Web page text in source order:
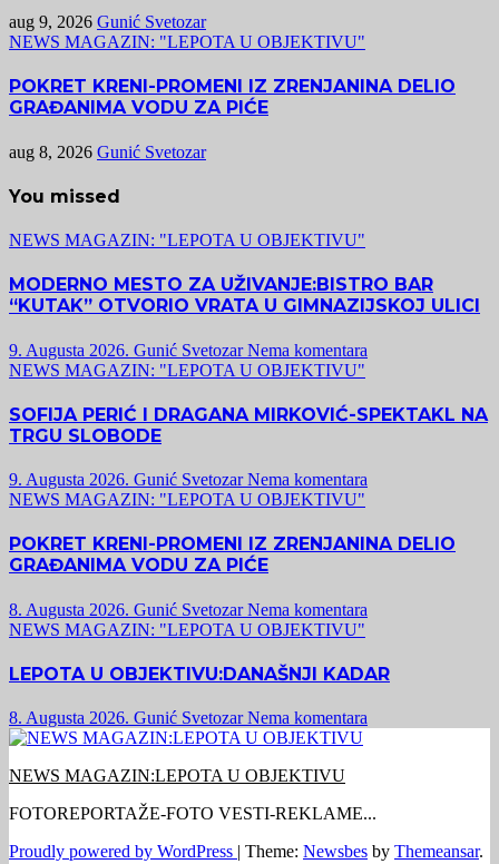
aug 9, 2026 Gunić Svetozar
NEWS MAGAZIN: "LEPOTA U OBJEKTIVU"
POKRET KRENI-PROMENI IZ ZRENJANINA DELIO
GRAĐANIMA VODU ZA PIĆE
aug 8, 2026 Gunić Svetozar
You missed
NEWS MAGAZIN: "LEPOTA U OBJEKTIVU"
MODERNO MESTO ZA UŽIVANJE:BISTRO BAR
“KUTAK” OTVORIO VRATA U GIMNAZIJSKOJ ULICI
9. Augusta 2026. Gunić SvetozarNema komentara
NEWS MAGAZIN: "LEPOTA U OBJEKTIVU"
SOFIJA PERIĆ I DRAGANA MIRKOVIĆ-SPEKTAKL NA
TRGU SLOBODE
9. Augusta 2026. Gunić SvetozarNema komentara
NEWS MAGAZIN: "LEPOTA U OBJEKTIVU"
POKRET KRENI-PROMENI IZ ZRENJANINA DELIO
GRAĐANIMA VODU ZA PIĆE
8. Augusta 2026. Gunić SvetozarNema komentara
NEWS MAGAZIN: "LEPOTA U OBJEKTIVU"
LEPOTA U OBJEKTIVU:DANAŠNJI KADAR
8. Augusta 2026. Gunić SvetozarNema komentara
NEWS MAGAZIN:LEPOTA U OBJEKTIVU
FOTOREPORTAŽE-FOTO VESTI-REKLAME...
Proudly powered by WordPress | Theme: Newsbes by Themeansar.